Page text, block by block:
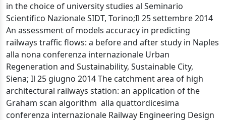
in the choice of university studies al Seminario
Scientifico Nazionale SIDT, Torino;Il 25 settembre 2014
An assessment of models accuracy in predicting
railways traffic flows: a before and after study in Naples
alla nona conferenza internazionale Urban
Regeneration and Sustainability, Sustainable City,
Siena; Il 25 giugno 2014 The catchment area of high
architectural railways station: an application of the
Graham scan algorithm alla quattordicesima
conferenza internazionale Railway Engineering Design